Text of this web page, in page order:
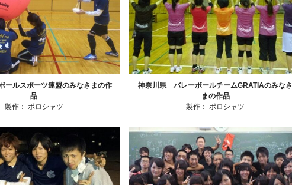
ルスポーツ連盟のみなさまの作
品
製作： ポロシャツ
神奈川県 バレーボールチームGRATIAのみなさ
まの作品
製作：ポロシャツ